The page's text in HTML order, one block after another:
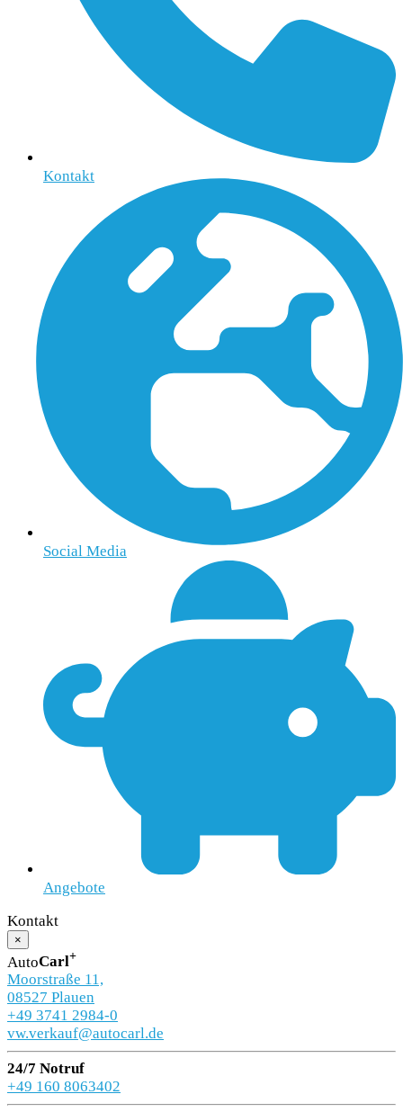
Kontakt
Social Media
Angebote
Kontakt
×
AutoCarl+
Moorstraße 11,
08527 Plauen
+49 3741 2984-0
vw.verkauf@autocarl.de
24/7 Notruf
+49 160 8063402